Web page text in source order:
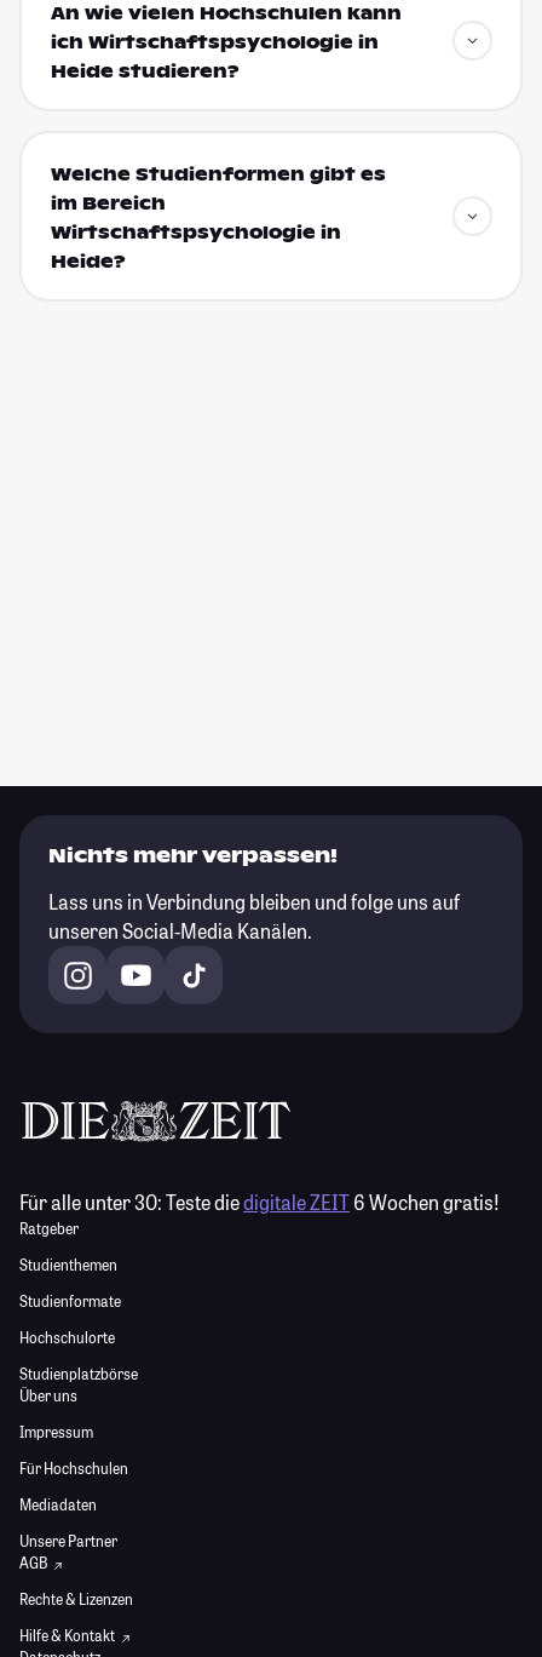
An wie vielen Hochschulen kann
ich Wirtschaftspsychologie in
Heide studieren?
Welche Studienformen gibt es
im Bereich
Wirtschaftspsychologie in
Heide?
Nichts mehr verpassen!
Lass uns in Verbindung bleiben und folge uns auf
unseren Social-Media Kanälen.
Für alle unter 30:Teste diedigitale ZEIT6 Wochen gratis!
Ratgeber
Studienthemen
Studienformate
Hochschulorte
Studienplatzbörse
Über uns
Impressum
Für Hochschulen
Mediadaten
Unsere Partner
AGB
Rechte & Lizenzen
Hilfe & Kontakt